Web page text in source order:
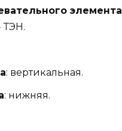
элемента
ТЭН.
: вертикальная.
: нижняя.